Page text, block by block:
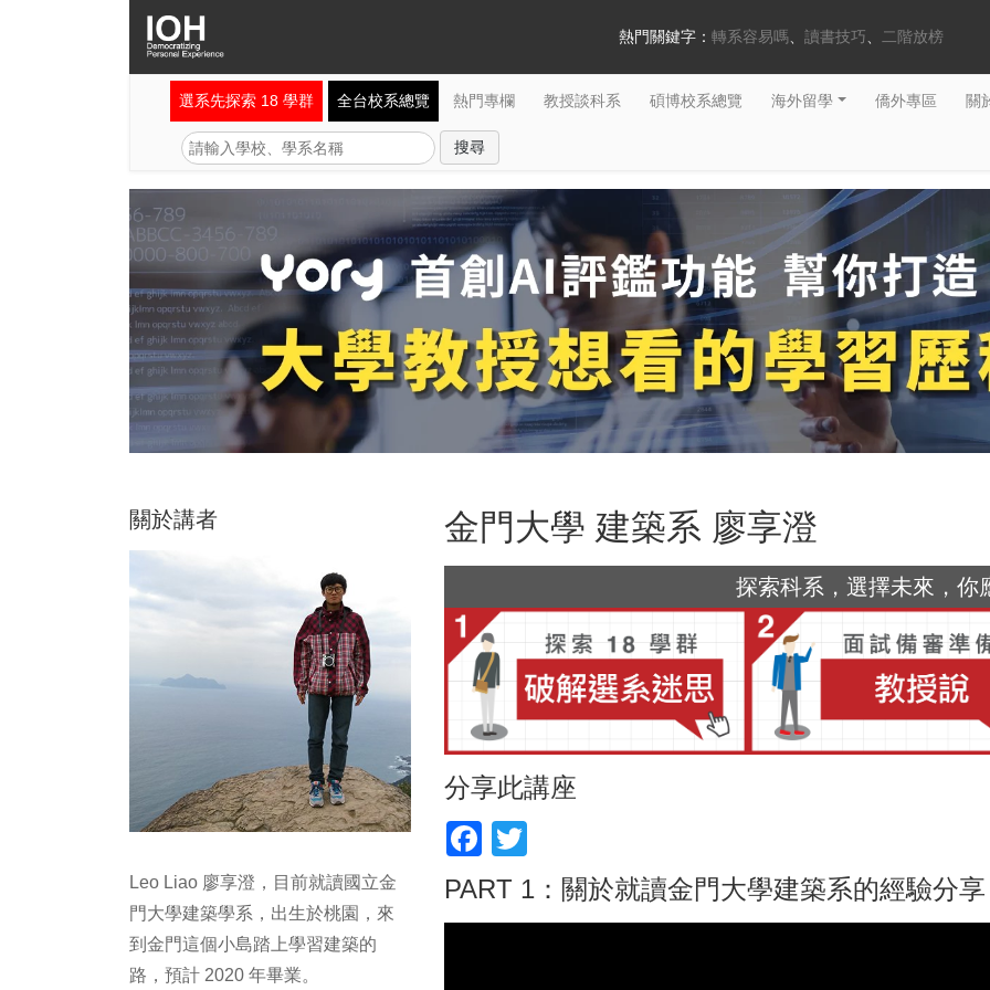
熱門關鍵字： 轉系容易嗎 讀書技巧 二階放榜
選系先探索 18 學群 全台校系總覽 熱門專欄 教授談科系 碩博校系總覽 海外留學 僑外專區 關
關於講者
Leo Liao 廖享澄，目前就讀國立金
門大學建築學系，出生於桃園，來
到金門這個小島踏上學習建築的
路，預計 2020 年畢業。
金門大學 建築系 廖享澄
探索科系，選擇未來，你
分享此講座
Facebook
PART 1：關於就讀金門大學建築系的經驗分享